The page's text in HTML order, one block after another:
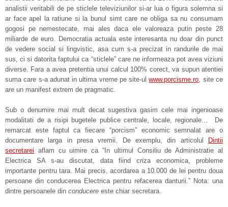
analistii veritabili de pe sticlele televiziunilor si-ar lua o figura solemna si
ar face apel la ratiune si la bunul simt care ne obliga sa nu consumam
gogosi pe nemestecate, mai ales daca ele valoreaza putin peste 28
miliarde de euro. Democratia actuala este interesanta nu doar din punct
de vedere social si lingvistic, asa cum s-a precizat in randurile de mai
sus, ci si datorita faptului ca “sticlele” care ne informeaza pot avea viziuni
diverse. Fara a avea pretentia unui calcul 100% corect, va supun atentiei
suma care s-a adunat in ultima vreme pe site-ulwww.porcisme.ro, site ce
are un manifest extrem de pragmatic.
Sub o denumire mai mult decat sugestiva gasim cele mai ingenioase
modalitati de a risipi bugetele publice centrale, locale, regionale… De
remarcat este faptul ca fiecare “porcism” economic semnalat are o
documentare larga in presa vremii. De exemplu, din articolul
Dintii
secretarei aflam cu uimire ca “In ultimul Consiliu de Administratie al
Electrica SA s-au discutat, data fiind criza economica, probleme
importante pentru tara. Mai precis, acordarea a 10.000 de lei pentru doua
persoane din conducerea Electrica pentru refacerea danturii.” Nota: una
dintre persoanele din conducere este chiar secretara.